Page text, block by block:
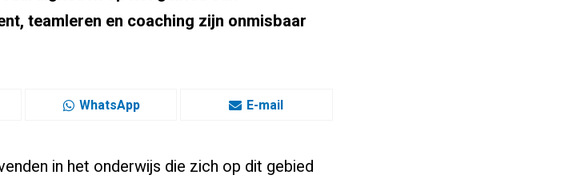
teamleren en coaching zijn onmisbaar
WhatsApp E-mail
in het onderwijs die zich op dit gebied